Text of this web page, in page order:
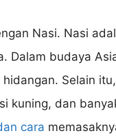
Nasi. Nasi
Dalam budaya
hidangan. Selain
kuning, dan
cara